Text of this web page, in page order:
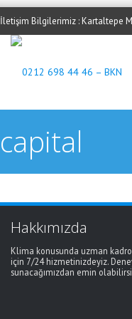
İletişim Bilgilerimiz : Kartaltepe
capital
Hakkımızda
Klima konusunda uzman
için 7/24 hizmetinizdeyiz.
sunacağımızdan emin